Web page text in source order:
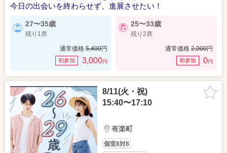
今日の出会いを終わらせず、進展させたい！
27〜35歳
残り1席
通常価格 5,400円
初参加 3,000円
25〜33歳
残り2席
通常価格 2,000円
初参加 0円
8/11(火・祝)
15:40〜17:10
有楽町
個室8対8